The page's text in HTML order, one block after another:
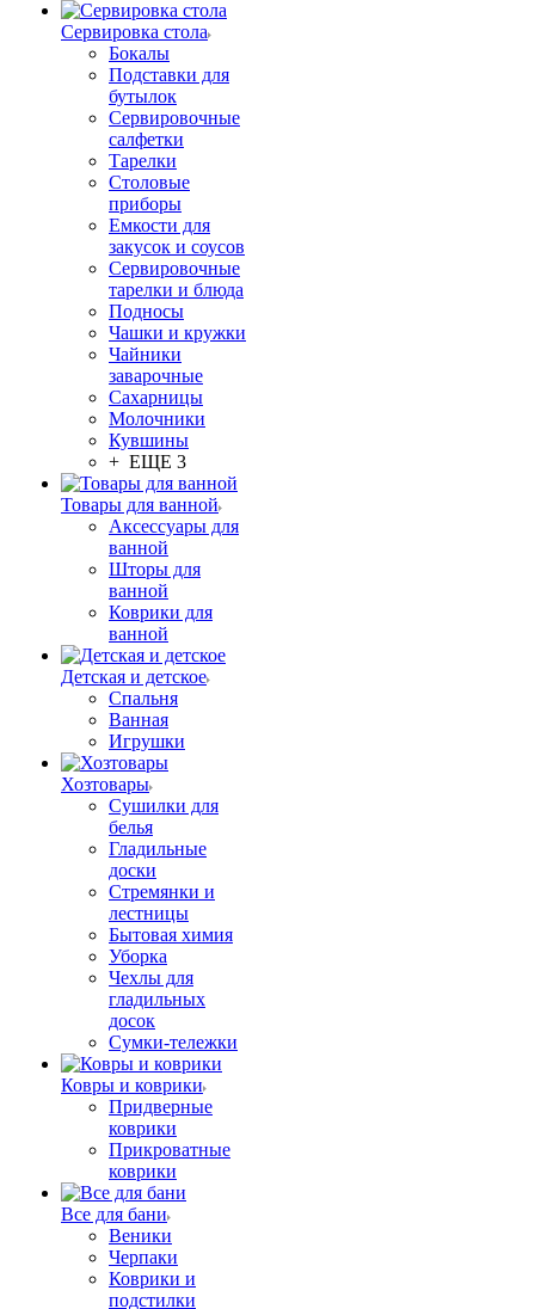
Сервировка стола
Бокалы
Подставки для
бутылок
Сервировочные
салфетки
Тарелки
Столовые
приборы
Емкости для
закусок и соусов
Сервировочные
тарелки и блюда
Подносы
Чашки и кружки
Чайники
заварочные
Сахарницы
Молочники
Кувшины
+ ЕЩЕ 3
Товары для ванной
Аксессуары для
ванной
Шторы для
ванной
Коврики для
ванной
Детская и детское
Спальня
Ванная
Игрушки
Хозтовары
Сушилки для
белья
Гладильные
доски
Стремянки и
лестницы
Бытовая химия
Уборка
Чехлы для
гладильных
досок
Сумки-тележки
Ковры и коврики
Придверные
коврики
Прикроватные
коврики
Все для бани
Веники
Черпаки
Коврики и
подстилки